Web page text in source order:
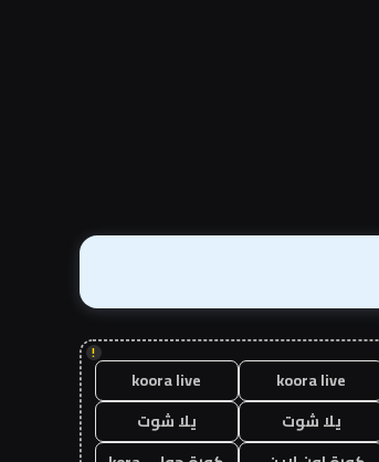
!
koora live
koora live
يلا شوت
يلا شوت